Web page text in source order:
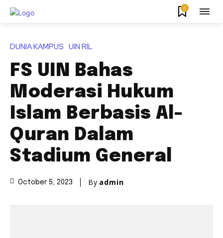
0
DUNIA KAMPUS UIN RIL
FS UIN Bahas
Moderasi Hukum
Islam Berbasis Al-
Quran Dalam
Stadium General
October 5, 2023 By admin